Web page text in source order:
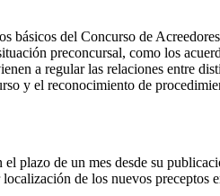
básicos del Concurso de
preconcursal, como los
a regular las relaciones entre
y el reconocimiento de
plazo de un mes desde su
de los nuevos preceptos